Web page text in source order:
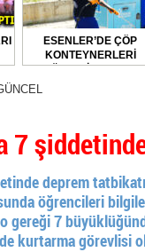
ESENLER’DE ÇÖP
KONTEYNERLERİ
DÜZENLİ OLARAK
DEZENFEKTE EDİLİYOR
7
deprem
öğrencileri
gereği 7
kurtarma görevlisi